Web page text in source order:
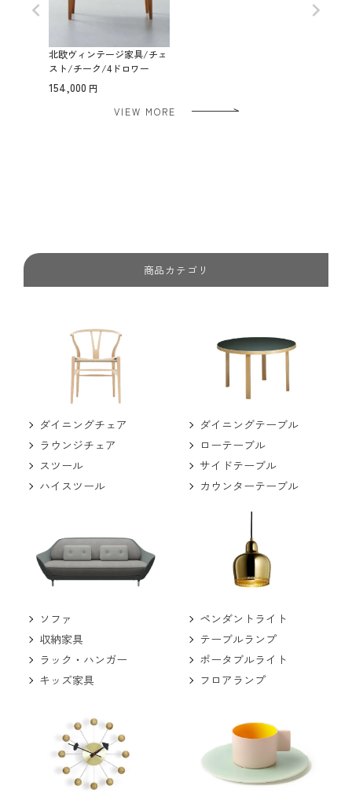
北欧ヴィンテージ家具/チェ
スト/チーク/4ドロワー
154,000
VIEW MORE
商品カテゴリ
ダイニングチェア
ラウンジチェア
スツール
ハイスツール
ダイニングテーブル
ローテーブル
サイドテーブル
カウンターテーブル
ソファ
収納家具
ラック・ハンガー
キッズ家具
ペンダントライト
テーブルランプ
ポータブルライト
フロアランプ